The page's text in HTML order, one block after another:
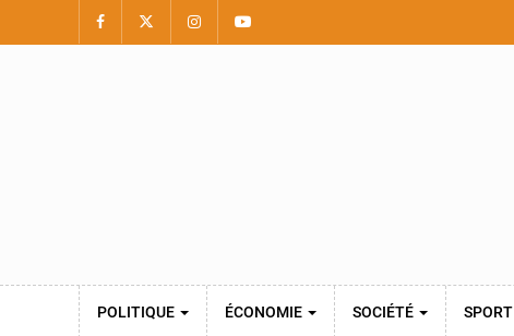
POLITIQUE ÉCONOMIE SOCIÉTÉ SPORT